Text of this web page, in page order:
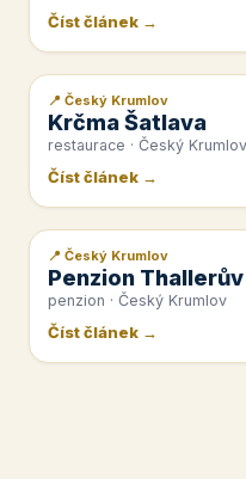
Číst článek →
📰 PR článek
📍 Český Krumlov
Krčma Šatlava
restaurace · Český Krumlov
Číst článek →
📰 PR článek
📍 Český Krumlov
Penzion
penzion · Český Krumlov
Číst článek →